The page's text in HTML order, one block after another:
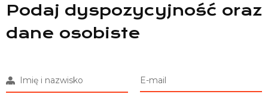
Podaj dyspozycyjność oraz
dane osobiste
Imię i nazwisko E-mail